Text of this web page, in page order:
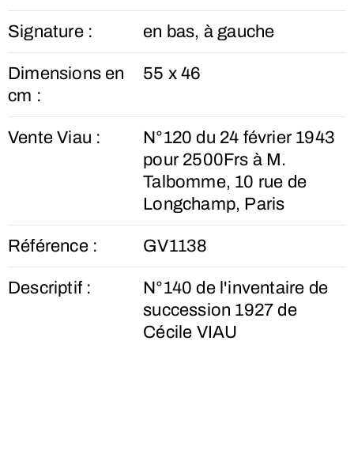
Signature : en bas, à gauche
Dimensions en
cm :
55 x 46
Vente Viau :
N°120 du 24 février 1943
pour 2500Frs à M.
Talbomme, 10 rue de
Longchamp, Paris
Référence : GV1138
Descriptif :
N°140 de l'inventaire de
succession 1927 de
Cécile VIAU